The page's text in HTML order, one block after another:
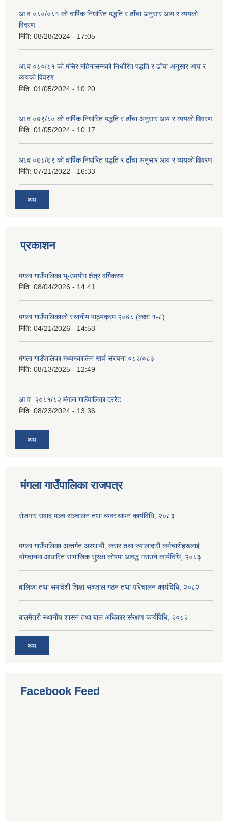
आ.व ०८०/०८१ को वार्षिक निर्धारित पद्धति र ढाँचा अनुसार आय र व्ययको
विवरण
मिति: 08/28/2024 - 17:05
आ.व ०८०/८१ को मंसिर महिनासम्मको निर्धारित पद्धति र ढाँचा अनुसार आय र
व्ययको विवरण
मिति: 01/05/2024 - 10:20
आ.व ०७९/८० को वार्षिक निर्धारित पद्धति र ढाँचा अनुसार आय र व्ययको विवरण
मिति: 01/05/2024 - 10:17
आ.व ०७८/७९ को वार्षिक निर्धारित पद्धति र ढाँचा अनुसार आय र व्ययको विवरण
मिति: 07/21/2022 - 16:33
थप
प्रकाशन
मंगला गाउँपालिका भू-उपयोग क्षेत्र वर्गिकरण
मिति: 08/04/2026 - 14:41
मंगला गाउँपालिकाको स्थानीय पाठ्यक्रम २०७८ (कक्षा १-८)
मिति: 04/21/2026 - 14:53
मंगला गाउँपालिका मध्यमकालिन खर्च संरचना ०८२/०८३
मिति: 08/13/2025 - 12:49
आ.व. २०८१/८२ मंगला गाउँपालिका दररेट
मिति: 08/23/2024 - 13:36
थप
मंगला गाउँपालिका राजपत्र
रोजगार संवाद मञ्च सञ्चालन तथा व्यवस्थापन कार्यविधि, २०८३
मंगला गाउँपालिका अन्तर्गत अस्थायी, करार तथा ज्यालादारी कर्मचारीहरूलाई
योगदानमा आधारित सामाजिक सुरक्षा कोषमा आवद्ध गराउने कार्यविधि, २०८३
बालिका तथा समावेशी शिक्षा सञ्जाल गठन तथा परिचालन कार्यविधि, २०८२
बालमैत्री स्थानीय शासन तथा बाल अधिकार संरक्षण कार्यविधि, २०८२
थप
Facebook Feed